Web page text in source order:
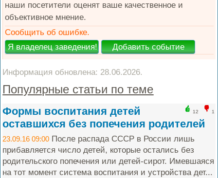
наши посетители оценят ваше качественное и
объективное мнение.
Сообщить об ошибке.
Информация обновлена: 28.06.2026.
Популярные статьи по теме
12 1
Формы воспитания детей
оставшихся без попечения родителей
23.09.16 09:00 После распада СССР в России лишь
прибавляется число детей, которые остались без
родительского попечения или детей-сирот. Имевшаяся
на тот момент система воспитания и устройства дет...